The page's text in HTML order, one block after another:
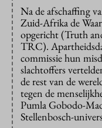
Na de afschaffing
Zuid-Afrika de
opgericht (Truth
TRC).
commissie hun
slachtoffers
de rest van de
tegen de
Pumla Gobodo-
Stellenbosch-